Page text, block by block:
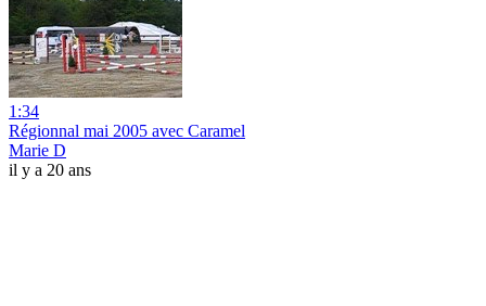
1:34
Régionnal mai 2005 avec Caramel
Marie D
il y a 20 ans